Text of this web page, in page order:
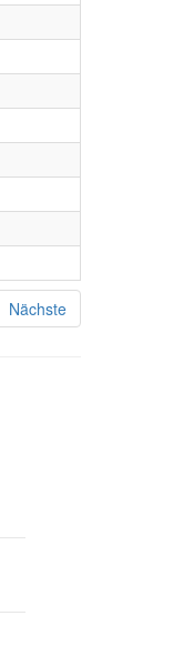
Nächste